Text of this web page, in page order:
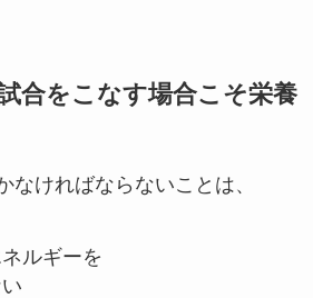
合をこなす場合こそ栄養
なければならないことは、
ルギーを